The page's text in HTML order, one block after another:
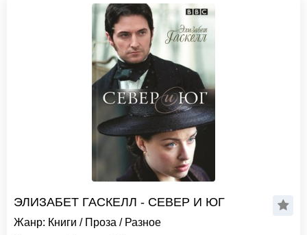
ЭЛИЗАБЕТ ГАСКЕЛЛ - СЕВЕР И ЮГ
Жанр: Книги / Проза / Разное